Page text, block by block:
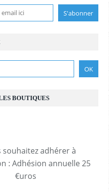
BOUTIQUES
souhaitez adhérer à
: Adhésion annuelle 25
€uros